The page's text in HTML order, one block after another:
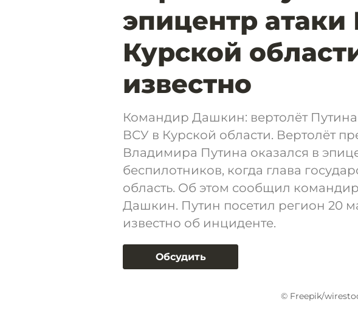
эпицентр атаки
Курской
известно
Командир Дашкин: вертолёт
ВСУ в Курской области. Вертолёт
Владимира Путина оказался в
беспилотников, когда глава
область. Об этом сообщил
Дашкин. Путин посетил регион 20
известно об инциденте.
Обсудить
© Freepik/